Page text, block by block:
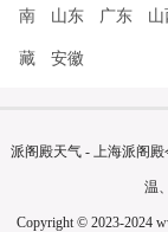
南 山东 广东 山
藏 安徽
派阁殿天气 - 上海派阁
温
Copyright © 2023-2024